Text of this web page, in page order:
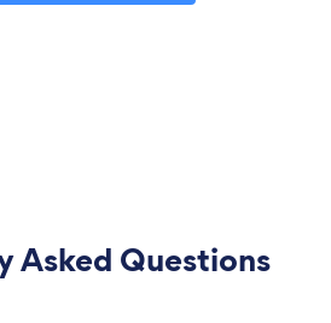
Asked Questions